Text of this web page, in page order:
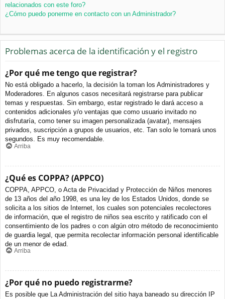
relacionados con este foro?
¿Cómo puedo ponerme en contacto con un Administrador?
Problemas acerca de la identificación y el registro
¿Por qué me tengo que registrar?
No está obligado a hacerlo, la decisión la toman los Administradores y
Moderadores. En algunos casos necesitará registrarse para publicar
temas y respuestas. Sin embargo, estar registrado le dará acceso a
contenidos adicionales y/o ventajas que como usuario invitado no
disfrutaría, como tener su imagen personalizada (avatar), mensajes
privados, suscripción a grupos de usuarios, etc. Tan solo le tomará unos
segundos. Es muy recomendable.
Arriba
¿Qué es COPPA? (APPCO)
COPPA, APPCO, o Acta de Privacidad y Protección de Niños menores
de 13 años del año 1998, es una ley de los Estados Unidos, donde se
solicita a los sitios de Internet, los cuales son potenciales recolectores
de información, que el registro de niños sea escrito y ratificado con el
consentimiento de los padres o con algún otro método de reconocimiento
de guardia legal, que permita recolectar información personal identificable
de un menor de edad.
Arriba
¿Por qué no puedo registrarme?
Es posible que La Administración del sitio haya baneado su dirección IP